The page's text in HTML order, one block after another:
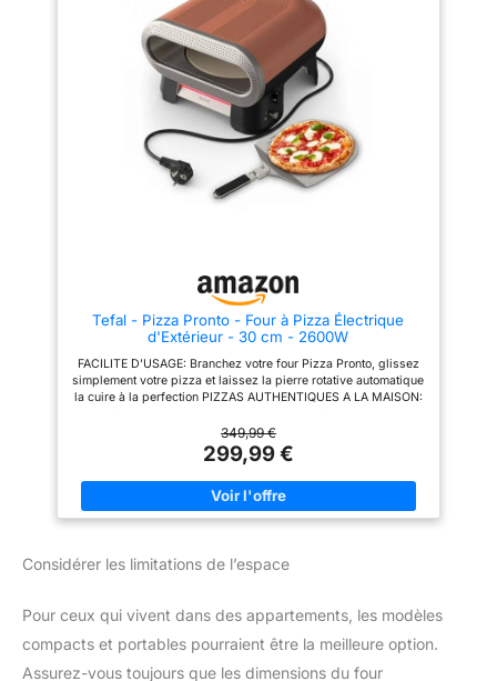
obtenir une base croustillante et
une garniture fondante.
Conception compacte de 20
litres avec accès facile Four
sans porte pour insérer et retirer
la pizza facilement. Couvercle
amovible pour un nettoyage
simplifié. Accessoires complets
inclus Livré avec une pierre
réfractaire professionnelle, une
pelle à pizza en aluminium (12")
et un couvercle protecteur.
Edition" mat et son bouton à
lumière LED apportent une
touche de modernité à votre
extérieur. Avec sa double paroi
isolée, il combine une
esthétique soignée et une
efficacité thermique redoutable
Maîtrise totale avec ce four
avec pierre pizza Réussissez
vos cuissons grâce à ce four
avec pierre pizza en cordiérite
large de 430 mm. La pierre
homogène, même pour les plus
revolve pizza oven 17 pouces
La magie opère avec le système
rotatif assure une cuisson
uniforme sur 360 degrés sans
que vous ayez à tourner la
brûlures et d'une expérience
Matériaux robustes et
conception durable La qualité
est primordiale : avec son corps
avec une porte isolante pour
toutes vos soirées pizza
Tefal - Pizza Pronto - Four à Pizza Électrique
d'Extérieur - 30 cm - 2600W
FACILITE D'USAGE: Branchez votre four Pizza Pronto, glissez
simplement votre pizza et laissez la pierre rotative automatique
la cuire à la perfection PIZZAS AUTHENTIQUES A LA MAISON:
délicieuses pizzas comme au restaurant CUISSON ULTRA
RAPIDE: Vos pizzas en moins de 3 minutes pour enchaîner les
cuissons et partager de délicieuses pizza party en famille ou
entre amis DES PIZZAS... ET BIEN PLUS: Les 4 niveaux de
température (de 250 à 400 °C) permettent une grande variété
de recettes : pizzas du monde, foccacias, pitas, pains, tartes,
pizza en acier inoxydable pliable pour manier et servir
Branchez simplement votre four à l'extérieur et laissez-le
quand la bonne température est atteinte pour enfourner votre
pizza REPARABILITE LONGUE DUREE: Faites réparer votre
349,99 €
299,99 €
Considérer les limitations de l’espace
Pour ceux qui vivent dans des appartements, les modèles
compacts et portables pourraient être la meilleure option.
Assurez-vous toujours que les dimensions du four